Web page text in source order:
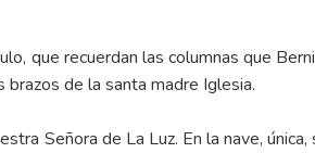
que recuerdan las columnas que
brazos de la santa madre Iglesia.
Señora de La Luz. En la nave,